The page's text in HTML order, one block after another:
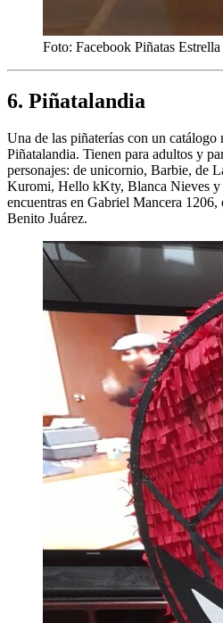
Foto: Facebook Piñatas
6. Piñatalandia
Una de las piñaterías con un
Piñatalandia. Tienen para adultos y
personajes: de unicornio, Barbie, de
Kuromi, Hello kKty, Blanca Nieves y
encuentras en Gabriel Mancera
Benito Juárez.